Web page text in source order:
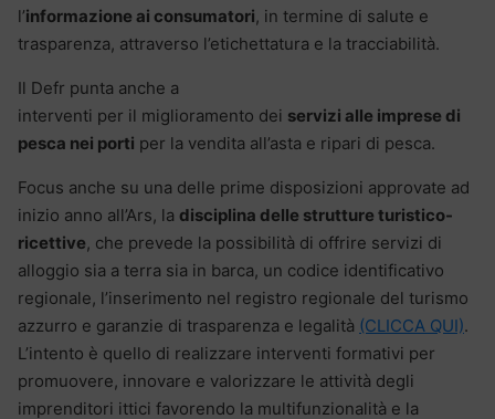
l’informazione ai consumatori, in termine di salute e
trasparenza, attraverso l’etichettatura e la tracciabilità.
Il Defr punta anche a
interventi per il miglioramento dei servizi alle imprese di
pesca nei porti per la vendita all’asta e ripari di pesca.
Focus anche su una delle prime disposizioni approvate ad
inizio anno all’Ars, la disciplina delle strutture turistico-
ricettive, che prevede la possibilità di offrire servizi di
alloggio sia a terra sia in barca, un codice identificativo
regionale, l’inserimento nel registro regionale del turismo
azzurro e garanzie di trasparenza e legalità (CLICCA QUI).
L’intento è quello di realizzare interventi formativi per
promuovere, innovare e valorizzare le attività degli
imprenditori ittici favorendo la multifunzionalità e la